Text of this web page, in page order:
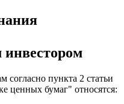
пункта 2 статьи
ценных бумаг" относятся: